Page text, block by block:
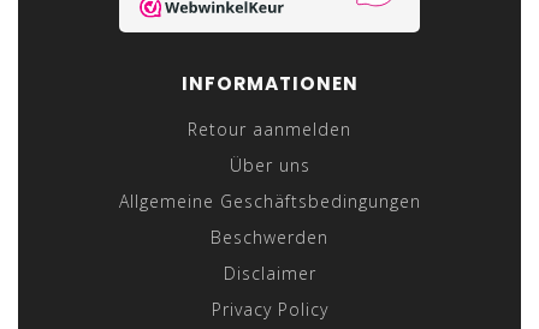
INFORMATIONEN
Retour aanmelden
Über uns
Allgemeine Geschäftsbedingungen
Beschwerden
Disclaimer
Privacy Policy